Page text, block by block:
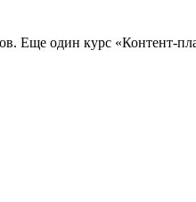
Еще один курс «Контент-